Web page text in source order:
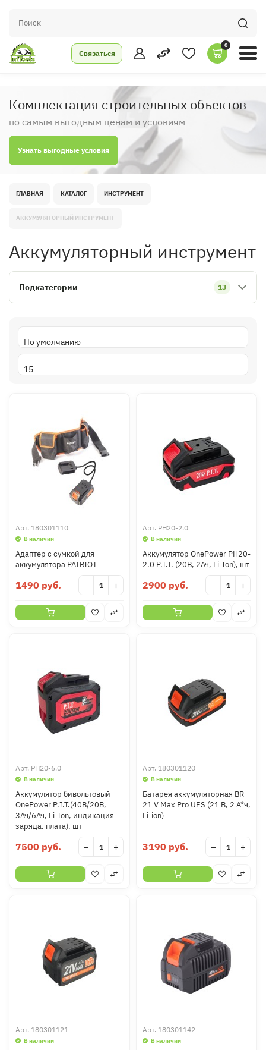
Связаться
0
Комплектация строительных объектов
по самым выгодным ценам и условиям
Узнать выгодные условия
ГЛАВНАЯ КАТАЛОГ ИНСТРУМЕНТ
АККУМУЛЯТОРНЫЙ ИНСТРУМЕНТ
Аккумуляторный инструмент
Подкатегории 13
Арт. 180301110
В наличии
Адаптер с сумкой для
аккумулятора PATRIOT
1490 руб. − +
Арт. PH20-2.0
В наличии
Аккумулятор OnePower PH20-
2.0 P.I.T. (20В, 2Ач, Li-Ion), шт
2900 руб. − +
Арт. PH20-6.0
В наличии
Аккумулятор бивольтовый
OnePower P.I.T.(40В/20В,
3Ач/6Ач, Li-Ion, индикация
заряда, плата), шт
7500 руб. − +
Арт. 180301120
В наличии
Батарея аккумуляторная BR
21 V Max Pro UES (21 В, 2 А*ч,
Li-ion)
3190 руб. − +
Арт. 180301121
В наличии
Арт. 180301142
В наличии